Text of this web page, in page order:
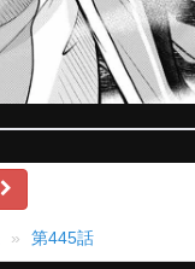
第445話